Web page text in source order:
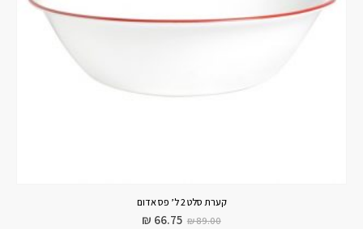
קערת סלט 2 ל’ פס אדום
₪89.00
₪ 66.75